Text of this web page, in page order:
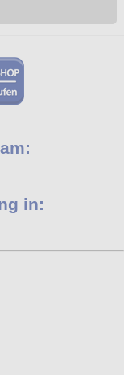
in: